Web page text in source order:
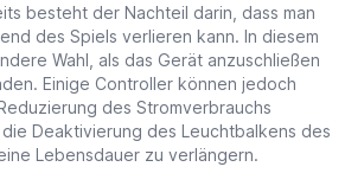
besteht der Nachteil darin, dass man
des Spiels verlieren kann. In diesem
Wahl, als das Gerät anzuschließen
Einige Controller können jedoch
des Stromverbrauchs
Deaktivierung des Leuchtbalkens des
Lebensdauer zu verlängern.